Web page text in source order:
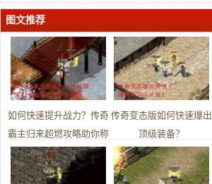
敬仰的霸主？
图文推荐
如何快速提升战力？传奇
霸主归来超燃攻略助你称
霸
传奇变态版如何快速爆出
顶级装备？